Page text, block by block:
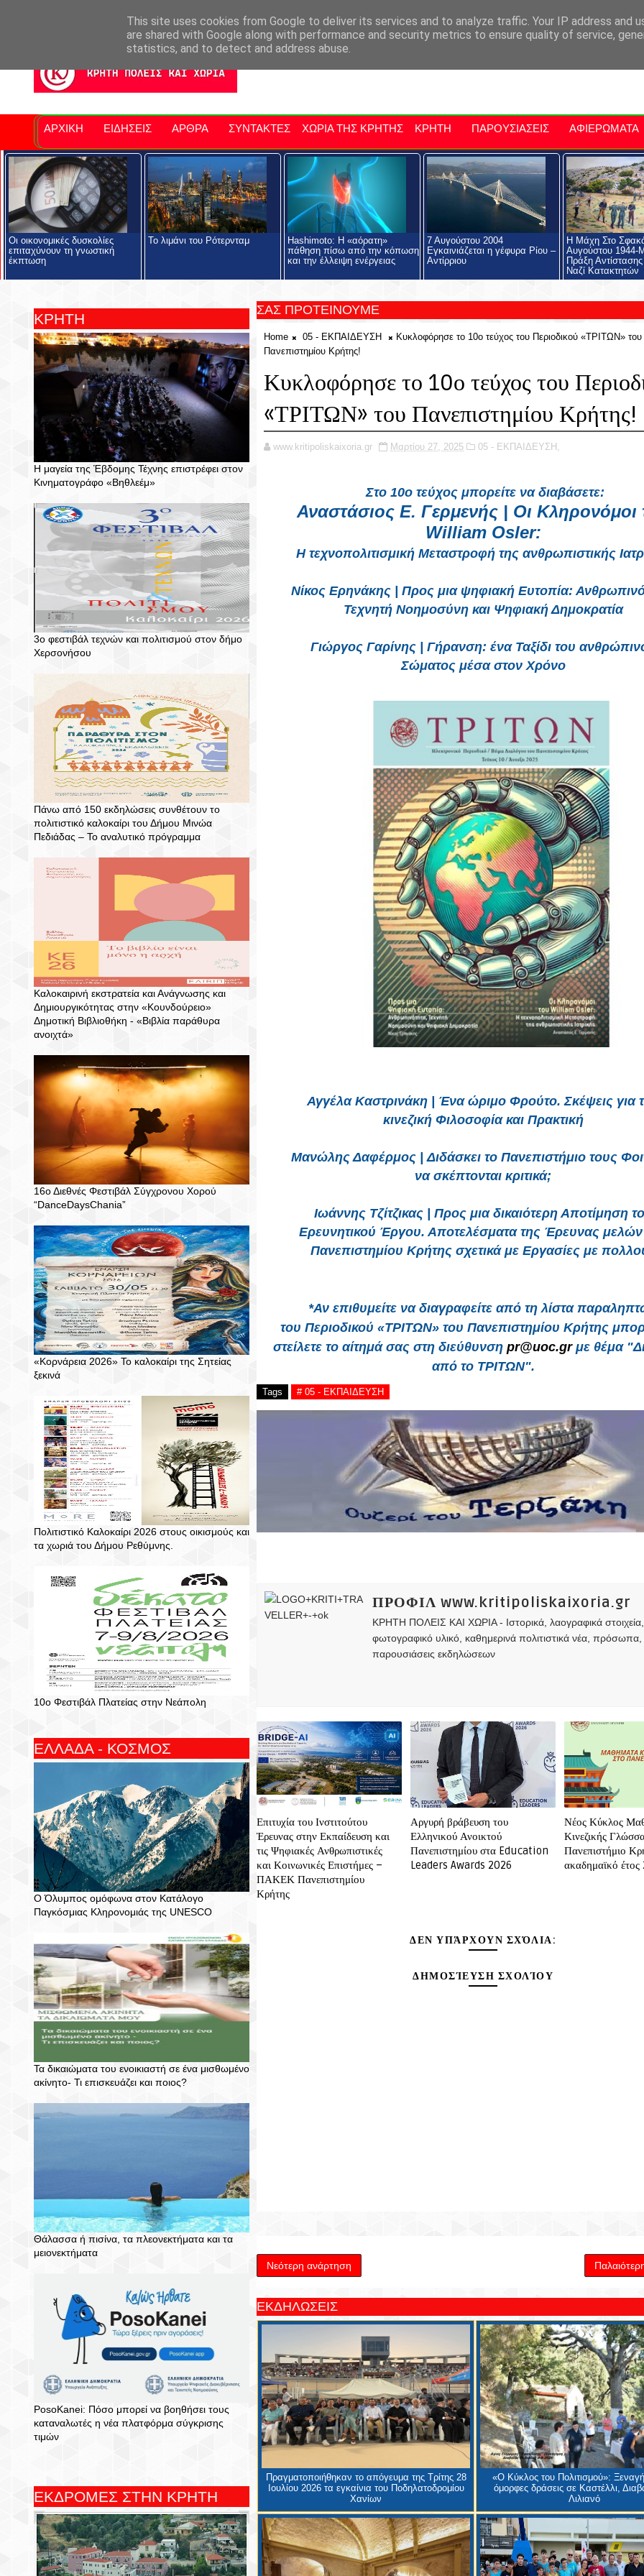
Νομός Λασιθίου Αγαπάμε Ρέθυμνο Επαρχία Μαλεβιζίου Εκδηλώσεις Στην Κρήτη Kriti Traveller
ΑΡΧΙΚΗ ΕΙΔΗΣΕΙΣ ΑΡΘΡΑ ΣΥΝΤΑΚΤΕΣ ΧΩΡΙΑ ΤΗΣ ΚΡΗΤΗΣ ΚΡΗΤΗ ΠΑΡΟΥΣΙΑΣΕΙΣ ΑΦΙΕΡΩΜΑΤΑ
Οι οικονομικές δυσκολίες
επιταχύνουν τη γνωστική
έκπτωση
Το λιμάνι του Ρότερνταμ
Hashimoto: Η «αόρατη»
πάθηση πίσω από την κόπωση
και την έλλειψη ενέργειας
7 Αυγούστου 2004
Εγκαινιάζεται η γέφυρα Ρίου –
Αντίρριου
Η Μάχη Στο
Αυγούστου 1944-
Πράξη
Ναζί Κατακτητών
ΚΡΗΤΗ
Η μαγεία της Έβδομης Τέχνης επιστρέφει στον
Κινηματογράφο «Βηθλεέμ»
3ο φεστιβάλ τεχνών και πολιτισμού στον δήμο
Χερσονήσου
Πάνω από 150 εκδηλώσεις συνθέτουν το
πολιτιστικό καλοκαίρι του Δήμου Μινώα
Πεδιάδας – To αναλυτικό πρόγραμμα
Καλοκαιρινή εκστρατεία και Ανάγνωσης και
Δημιουργικότητας στην «Κουνδούρειο»
Δημοτική Βιβλιοθήκη - «Βιβλία παράθυρα
ανοιχτά»
16ο Διεθνές Φεστιβάλ Σύγχρονου Χορού
“DanceDaysChania”
«Κορνάρεια 2026» Το καλοκαίρι της Σητείας
ξεκινά
Πολιτιστικό Καλοκαίρι 2026 στους οικισμούς και
τα χωριά του Δήμου Ρεθύμνης.
10ο Φεστιβάλ Πλατείας στην Νεάπολη
ΕΛΛΑΔΑ - ΚΟΣΜΟΣ
Ο Όλυμπος ομόφωνα στον Κατάλογο
Παγκόσμιας Κληρονομιάς της UNESCO
Τα δικαιώματα του ενοικιαστή σε ένα μισθωμένο
ακίνητο- Τι επισκευάζει και ποιος?
Θάλασσα ή πισίνα, τα πλεονεκτήματα και τα
μειονεκτήματα
PosoKanei: Πόσο μπορεί να βοηθήσει τους
καταναλωτές η νέα πλατφόρμα σύγκρισης
τιμών
ΕΚΔΡΟΜΕΣ ΣΤΗΝ ΚΡΗΤΗ
ΣΑΣ ΠΡΟΤΕΙΝΟΥΜΕ
Home 05 - ΕΚΠΑΙΔΕΥΣΗ
Κυκλοφόρησε το 10ο τεύχος του Περιοδικού «ΤΡΙΤΩΝ» του
Πανεπιστημίου Κρήτης!
Κυκλοφόρησε το 10ο τεύχος του
«ΤΡΙΤΩΝ» του Πανεπιστημίου Κρήτης!
www.kritipoliskaixoria.gr Μαρτίου 27, 2025 05 - ΕΚΠΑΙΔΕΥΣΗ,
Στο 10ο τεύχος μπορείτε να διαβάσετε:
Αναστάσιος Ε. Γερμενής | Οι Κληρονόμοι
William Osler:
Η τεχνοπολιτισμική Μεταστροφή της ανθρωπιστικής
Νίκος Ερηνάκης | Προς μια ψηφιακή Ευτοπία:
Τεχνητή Νοημοσύνη και Ψηφιακή Δημοκρατία
Γιώργος Γαρίνης | Γήρανση: ένα Ταξίδι του
Σώματος μέσα στον Χρόνο
Αγγέλα Καστρινάκη | Ένα ώριμο Φρούτο. Σκέψεις για
κινεζική Φιλοσοφία και Πρακτική
Μανώλης Δαφέρμος | Διδάσκει τo Πανεπιστήμιο τους
να σκέπτονται κριτικά;
Ιωάννης Τζίτζικας | Προς μια δικαιότερη Αποτίμηση
Ερευνητικού Έργου. Αποτελέσματα της Έρευνας μελών
Πανεπιστημίου Κρήτης σχετικά με Εργασίες με
*Αν επιθυμείτε να διαγραφείτε από τη λίστα
του Περιοδικού «ΤΡΙΤΩΝ» του Πανεπιστημίου Κρήτης
στείλετε το αίτημά σας στη διεύθυνση pr@uoc.grμε θέμα
από το ΤΡΙΤΩΝ".
Tags # 05 - ΕΚΠΑΙΔΕΥΣΗ
ΠΡΟΦΙΛ www.kritipoliskaixoria.gr
ΚΡΗΤΗ ΠΟΛΕΙΣ ΚΑΙ ΧΩΡΙΑ - Ιστορικά, λαογραφικά
φωτογραφικό υλικό, καθημερινά πολιτιστικά νέα, πρόσωπα,
παρουσιάσεις εκδηλώσεων
Επιτυχία του Ινστιτούτου
Έρευνας στην Εκπαίδευση και
τις Ψηφιακές Ανθρωπιστικές
και Κοινωνικές Επιστήμες –
ΠΑΚΕΚ Πανεπιστημίου
Κρήτης
Αργυρή βράβευση του
Ελληνικού Ανοικτού
Πανεπιστημίου στα Education
Leaders Awards 2026
Νέος Κύκλος
Κινεζικής
Πανεπιστήμιο
ακαδημαϊκό
ΔΕΝ ΥΠΆΡΧΟΥΝ ΣΧΌΛΙΑ:
ΔΗΜΟΣΊΕΥΣΗ ΣΧΟΛΊΟΥ
Νεότερη ανάρτηση
ΕΚΔΗΛΩΣΕΙΣ
Πραγματοποιήθηκαν το απόγευμα της Τρίτης 28
Ιουλίου 2026 τα εγκαίνια του Ποδηλατοδρομίου
Χανίων
«Ο Κύκλος του Πολιτισμού»:
όμορφες δράσεις σε Καστέλλι,
Λιλιανό
This site uses cookies from Google to deliver its services and to analyze traffic. Your IP address and
are shared with Google along with performance and security metrics to ensure quality of service,
statistics, and to detect and address abuse.